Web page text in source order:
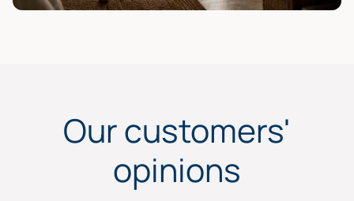
Our customers'
opinions